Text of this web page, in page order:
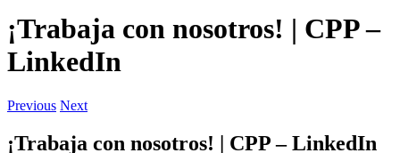
¡Trabaja con nosotros! | CPP –
LinkedIn
Previous Next
¡Trabaja con nosotros! | CPP – LinkedIn